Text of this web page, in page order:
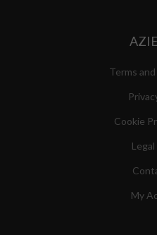
Terms
Cookie
My